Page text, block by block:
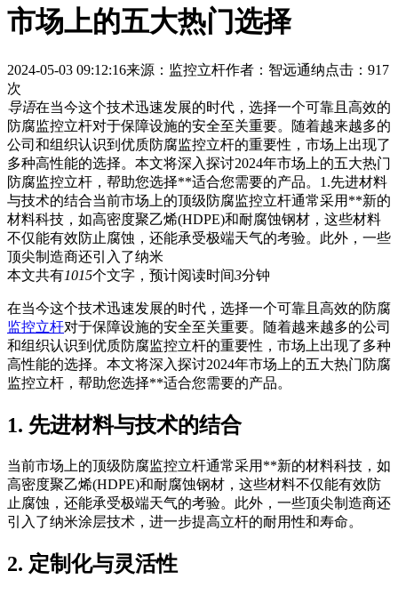
市场上的五大热门选择
2024-05-03 09:12:16来源：监控立杆作者：智远通纳点击：917
次
导语在当今这个技术迅速发展的时代，选择一个可靠且高效的
防腐监控立杆对于保障设施的安全至关重要。随着越来越多的
公司和组织认识到优质防腐监控立杆的重要性，市场上出现了
多种高性能的选择。本文将深入探讨2024年市场上的五大热门
防腐监控立杆，帮助您选择**适合您需要的产品。1.先进材料
与技术的结合当前市场上的顶级防腐监控立杆通常采用**新的
材料科技，如高密度聚乙烯(HDPE)和耐腐蚀钢材，这些材料
不仅能有效防止腐蚀，还能承受极端天气的考验。此外，一些
顶尖制造商还引入了纳米
本文共有1015个文字，预计阅读时间3分钟
在当今这个技术迅速发展的时代，选择一个可靠且高效的防腐
监控立杆对于保障设施的安全至关重要。随着越来越多的公司
和组织认识到优质防腐监控立杆的重要性，市场上出现了多种
高性能的选择。本文将深入探讨2024年市场上的五大热门防腐
监控立杆，帮助您选择**适合您需要的产品。
1. 先进材料与技术的结合
当前市场上的顶级防腐监控立杆通常采用**新的材料科技，如
高密度聚乙烯(HDPE)和耐腐蚀钢材，这些材料不仅能有效防
止腐蚀，还能承受极端天气的考验。此外，一些顶尖制造商还
引入了纳米涂层技术，进一步提高立杆的耐用性和寿命。
2. 定制化与灵活性